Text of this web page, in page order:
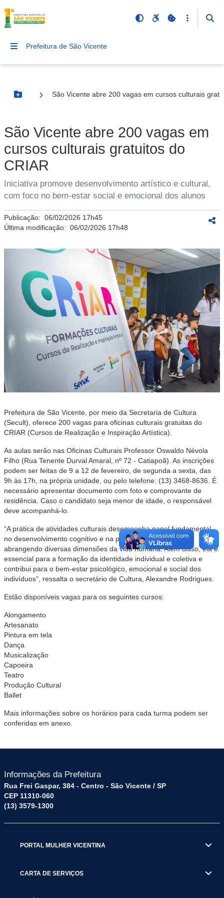
Prefeitura de São Vicente
Botão Menu
São Vicente abre 200 vagas em cursos culturais
São Vicente abre 200 vagas em
cursos culturais gratuitos do
CRIAR
Iniciativa promove desenvolvimento artístico e cultural,
com foco no bem-estar social e emocional dos alunos
Publicação: 06/02/2026 17h45
Última modificação: 06/02/2026 17h48
Prefeitura de São Vicente, por meio da Secretaria de Cultura
(Secult), oferece 200 vagas para oficinas culturais gratuitas do
CRIAR (Cursos de Realização e Inspiração Artística).
As aulas serão nas Oficinas Culturais Professor Oswaldo Névola
Filho (Rua Tenente Durval Amaral, nº 72 - Catiapoã). As inscrições
podem ser feitas de 9 a 12 de fevereiro, de segunda a sexta, das
9h às 17h, na própria unidade, ou pelo telefone: (13) 3468-8636. É
necessário apresentar documento com foto e comprovante de
residência. Caso o candidato seja menor de idade, o responsável
deve acompanhá-lo.
“A prática de atividades culturais desempenha papel fundamental
no desenvolvimento cognitivo e na promoção da saúde,
abrangendo diversas dimensões da vida humana. Além disso, ela é
essencial para a formação da identidade individual e coletiva e
contribui para o bem-estar psicológico, emocional e social dos
indivíduos”, ressalta o secretário de Cultura, Alexandre Rodrigues.
Estão disponíveis vagas para os seguintes cursos:
Alongamento
Artesanato
Pintura em tela
Dança
Musicalização
Capoeira
Teatro
Produção Cultural
Ballet
Mais informações sobre os horários para cada turma podem ser
conferidas em anexo.
Informações da Prefeitura
Rua Frei Gaspar, 384 - Centro - São Vicente / SP
CEP 11310-060
(13) 3579-1300
PORTAL MULHER VICENTINA
CARTA DE SERVIÇOS